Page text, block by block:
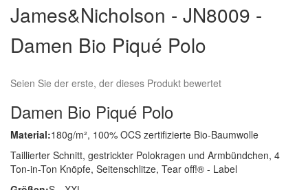
der
Bildergalerie
springen
James&Nicholson - JN8009 -
Damen Bio Piqué Polo
Seien Sie der erste, der dieses Produkt bewertet
Damen Bio Piqué Polo
Material:180g/m², 100% OCS zertifizierte Bio-Baumwolle
Taillierter Schnitt, gestrickter Polokragen und Armbündchen, 4
Ton-in-Ton Knöpfe, Seitenschlitze, Tear off!® - Label